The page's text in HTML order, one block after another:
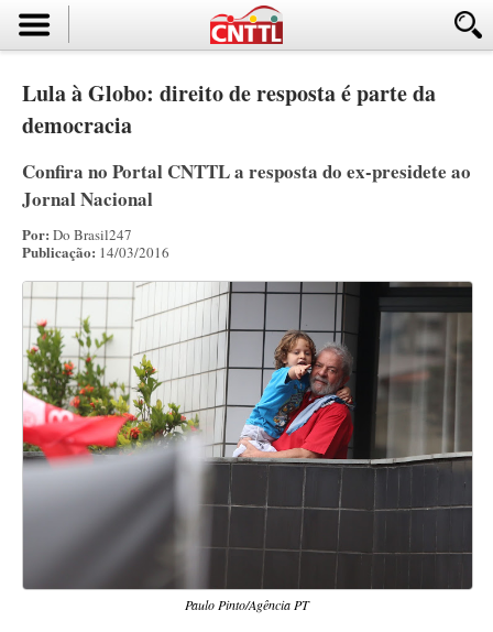
Lula à Globo: direito de resposta é parte da
democracia
Confira no Portal CNTTL a resposta do ex-presidete ao
Jornal Nacional
Por: Do Brasil247
Publicação: 14/03/2016
Paulo Pinto/Agência PT